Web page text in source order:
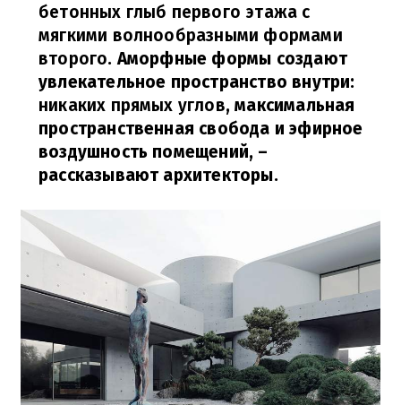
бетонных глыб первого этажа с
мягкими волнообразными формами
второго. Аморфные формы создают
увлекательное пространство внутри:
никаких прямых углов, максимальная
пространственная свобода и эфирное
воздушность помещений, –
рассказывают архитекторы.